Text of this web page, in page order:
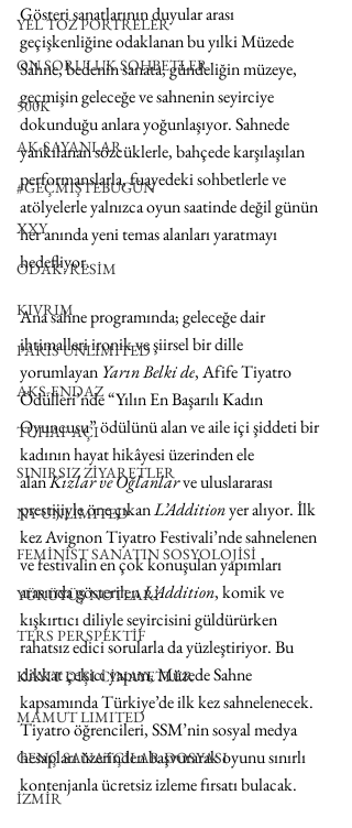
YEL TOZ PORTRELER
ON SORULUK SOHBETLER
500K
AK-SAYANLAR
#GEÇMİŞTEBUGÜN
XXY
ODAK: RESİM
KIVRIM
PARIS UNLIMITED
AKS-ENDAZ
TUHAF AÇI
SINIRSIZ ZİYARETLER
NY UNLIMITED
FEMİNİST SANATIN SOSYOLOJİSİ
YÜRÜYÜŞ NOTLARI
TERS PERSPEKTİF
KAYIT DIŞI CİNAYETLER
MAMUT LIMITED
GENÇ SANATÇILAR DOSYASI
İZMİR
Gösteri sanatlarının duyular arası
geçişkenliğine odaklanan bu yılki Müzede
Sahne, bedenin sanata, gündeliğin müzeye,
geçmişin geleceğe ve sahnenin seyirciye
dokunduğu anlara yoğunlaşıyor. Sahnede
yankılanan sözcüklerle, bahçede karşılaşılan
performanslarla, fuayedeki sohbetlerle ve
atölyelerle yalnızca oyun saatinde değil günün
her anında yeni temas alanları yaratmayı
hedefliyor.
Ana sahne programında; geleceğe dair
ihtimalleri ironik ve şiirsel bir dille
yorumlayan Yarın Belki de, Afife Tiyatro
Ödülleri’nde “Yılın En Başarılı Kadın
Oyuncusu” ödülünü alan ve aile içi şiddeti bir
kadının hayat hikâyesi üzerinden ele
alan Kızlar ve Oğlanlar ve uluslararası
prestijiyle öne çıkan L’Addition yer alıyor. İlk
kez Avignon Tiyatro Festivali’nde sahnelenen
ve festivalin en çok konuşulan yapımları
arasında gösterilen L’Addition, komik ve
kışkırtıcı diliyle seyircisini güldürürken
rahatsız edici sorularla da yüzleştiriyor. Bu
dikkat çekici yapım, Müzede Sahne
kapsamında Türkiye’de ilk kez sahnelenecek.
Tiyatro öğrencileri, SSM’nin sosyal medya
hesapları üzerinden başvurarak oyunu sınırlı
kontenjanla ücretsiz izleme fırsatı bulacak.